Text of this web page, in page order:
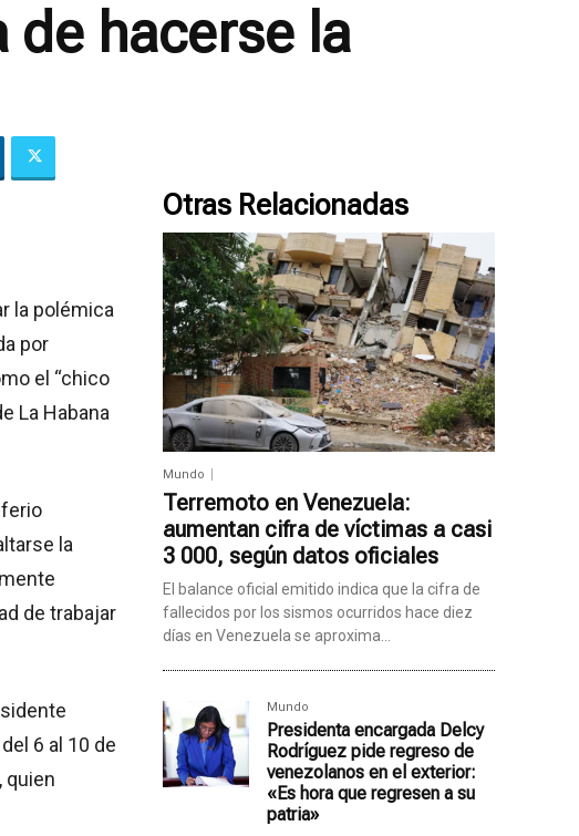
de hacerse la
la polémica
por
el “chico
La Habana
la
de trabajar
6 al 10 de
quien
Otras Relacionadas
Mundo
Terremoto en Venezuela:
aumentan cifra de víctimas a casi
3 000, según datos oficiales
El balance oficial emitido indica que la cifra de
fallecidos por los sismos ocurridos hace diez
días en Venezuela se aproxima...
Mundo
Presidenta encargada Delcy
Rodríguez pide regreso de
venezolanos en el exterior:
«Es hora que regresen a su
patria»